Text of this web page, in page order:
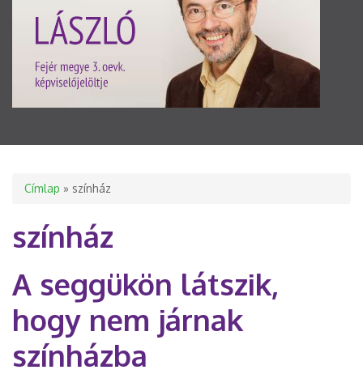
Jelenlegi hely
Címlap » színház
színház
A seggükön látszik,
hogy nem járnak
színházba